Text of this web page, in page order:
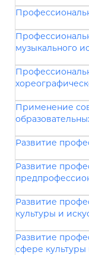
музыкального
Применение
Развитие
Развитие
Развитие
культуры и
Развитие
сфере культуры